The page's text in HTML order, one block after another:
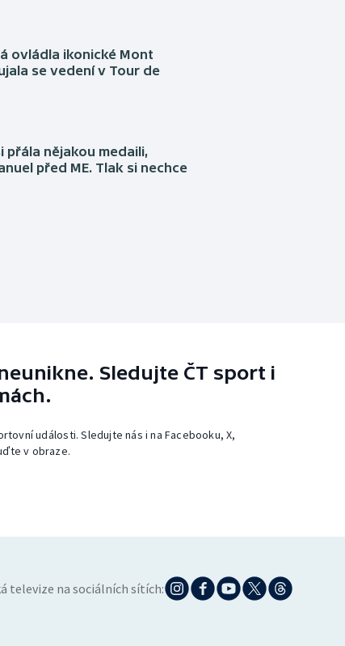
ovládla ikonické Mont
se vedení v Tour de
přála nějakou medaili,
před ME. Tlak si nechce
Sledujte ČT sport i
události. Sledujte nás i na Facebooku, X,
v obraze.
televize na sociálních sítích: